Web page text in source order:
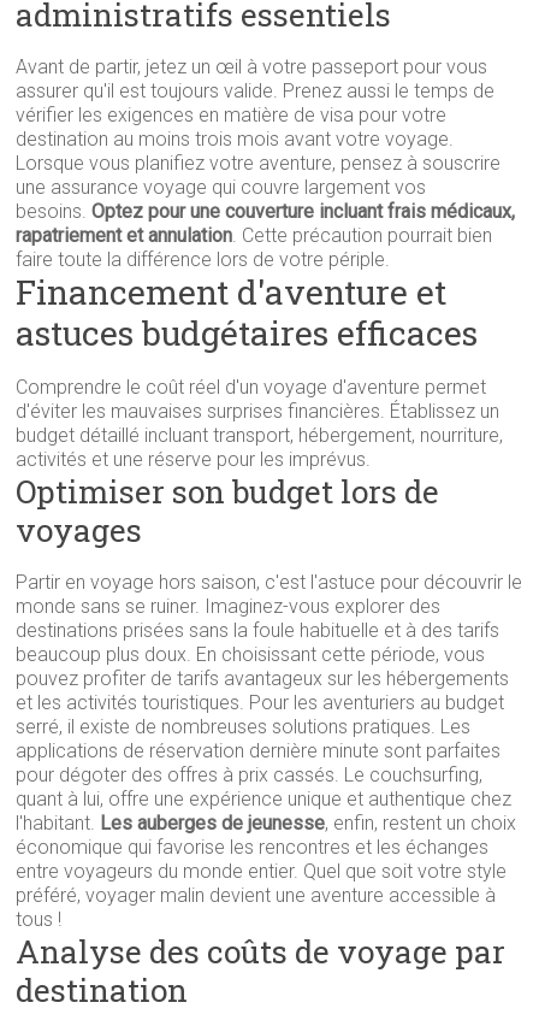
administratifs essentiels
Avant de partir, jetez un œil à votre passeport pour vous
assurer qu'il est toujours valide. Prenez aussi le temps de
vérifier les exigences en matière de visa pour votre
destination au moins trois mois avant votre voyage.
Lorsque vous planifiez votre aventure, pensez à souscrire
une assurance voyage qui couvre largement vos
besoins.Optez pour une couverture incluant frais médicaux,
rapatriement et annulation. Cette précaution pourrait bien
faire toute la différence lors de votre périple.
Financement d'aventure et
astuces budgétaires efficaces
Comprendre le coût réel d'un voyage d'aventure permet
d'éviter les mauvaises surprises financières. Établissez un
budget détaillé incluant transport, hébergement, nourriture,
activités et une réserve pour les imprévus.
Optimiser son budget lors de
voyages
Partir en voyage hors saison, c'est l'astuce pour découvrir le
monde sans se ruiner. Imaginez-vous explorer des
destinations prisées sans la foule habituelle et à des tarifs
beaucoup plus doux. En choisissant cette période, vous
pouvez profiter de tarifs avantageux sur les hébergements
et les activités touristiques. Pour les aventuriers au budget
serré, il existe de nombreuses solutions pratiques. Les
applications de réservation dernière minute sont parfaites
pour dégoter des offres à prix cassés. Le couchsurfing,
quant à lui, offre une expérience unique et authentique chez
l'habitant. Les auberges de jeunesse, enfin, restent un choix
économique qui favorise les rencontres et les échanges
entre voyageurs du monde entier. Quel que soit votre style
préféré, voyager malin devient une aventure accessible à
tous !
Analyse des coûts de voyage par
destination